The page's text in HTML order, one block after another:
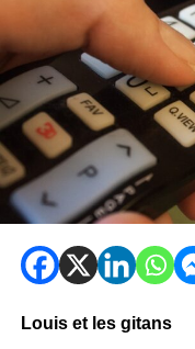
Louis et les gitans